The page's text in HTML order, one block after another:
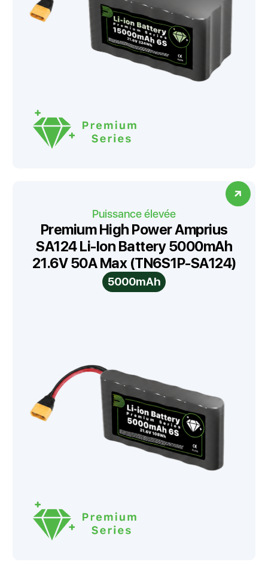
Puissance élevée
Premium High Power Amprius
SA124 Li-Ion Battery 5000mAh
21.6V 50A Max (TN6S1P-SA124)
5000mAh